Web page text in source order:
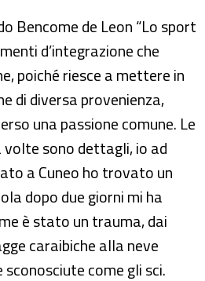
Bencome de Leon “Lo sport
d’integrazione che
poiché riesce a mettere in
di diversa provenienza,
una passione comune. Le
sono dettagli, io ad
a Cuneo ho trovato un
dopo due giorni mi ha
è stato un trauma, dai
caraibiche alla neve
come gli sci.